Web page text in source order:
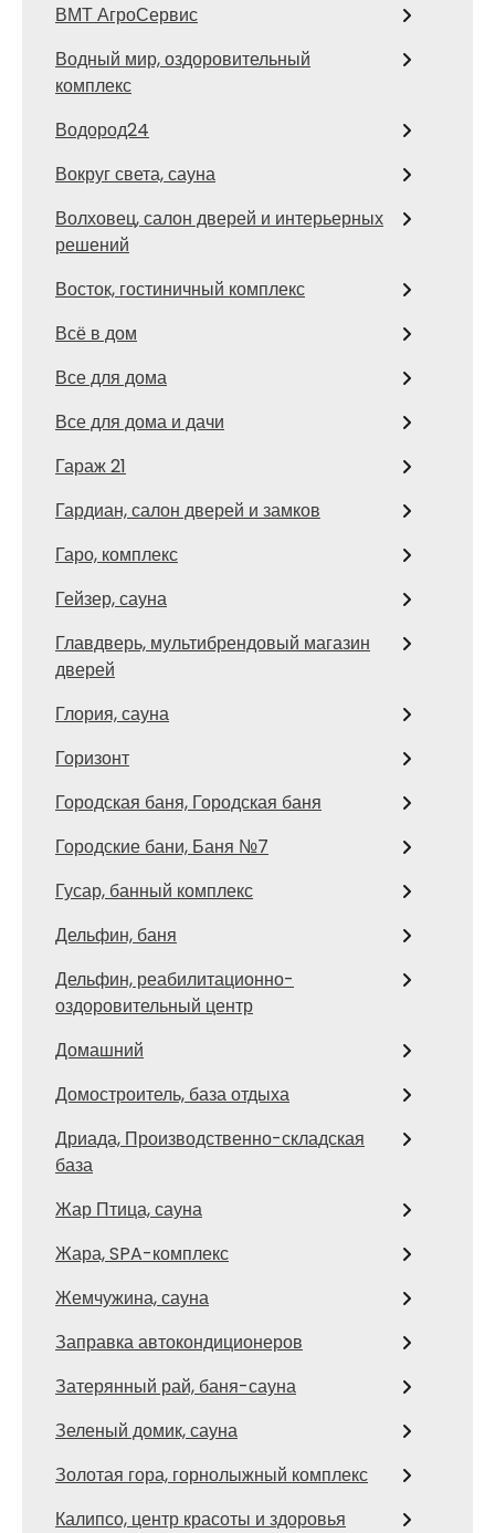
ВМТ АгроСервис
Водный мир, оздоровительный
комплекс
Водород24
Вокруг света, сауна
Волховец, салон дверей и интерьерных
решений
Восток, гостиничный комплекс
Всё в дом
Все для дома
Все для дома и дачи
Гараж 21
Гардиан, салон дверей и замков
Гаро, комплекс
Гейзер, сауна
Главдверь, мультибрендовый магазин
дверей
Глория, сауна
Горизонт
Городская баня, Городская баня
Городские бани, Баня №7
Гусар, банный комплекс
Дельфин, баня
Дельфин, реабилитационно-
оздоровительный центр
Домашний
Домостроитель, база отдыха
Дриада, Производственно-складская
база
Жар Птица, сауна
Жара, SPA-комплекс
Жемчужина, сауна
Заправка автокондиционеров
Затерянный рай, баня-сауна
Зеленый домик, сауна
Золотая гора, горнолыжный комплекс
Калипсо, центр красоты и здоровья